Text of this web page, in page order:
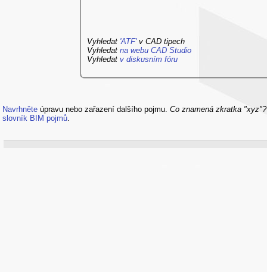
Vyhledat 'ATF'v CAD tipech
Vyhledat na webu CAD Studio
Vyhledat v diskusním fóru
Navrhněte úpravu nebo zařazení dalšího pojmu. Co znamená zkratka
slovník BIM pojmů